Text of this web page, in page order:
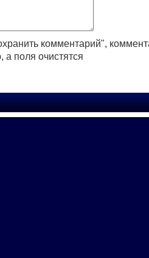
комментарий",
поля очистятся